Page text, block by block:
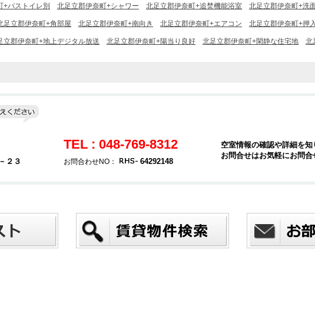
+バストイレ別 北足立郡伊奈町+シャワー 北足立郡伊奈町+追焚機能浴室 北足立郡伊奈町+洗
足立郡伊奈町+角部屋 北足立郡伊奈町+南向き 北足立郡伊奈町+エアコン 北足立郡伊奈町+押入
立郡伊奈町+地上デジタル放送 北足立郡伊奈町+陽当り良好 北足立郡伊奈町+閑静な住宅地 北
２３
TEL : 048-769-8312
お問合わせNO： 64292148
空室情報の確認や詳細を知
お問合せはお気軽にお問合